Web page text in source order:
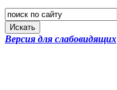
Искать
Версия для слабовидящих